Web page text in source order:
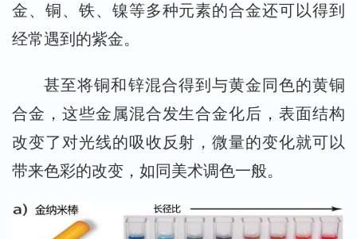
金、铜、铁、镍等多种元素的合金还可以得到
经常遇到的紫金。
甚至将铜和锌混合得到与黄金同色的黄铜
合金，这些金属混合发生合金化后，表面结构
改变了对光线的吸收反射，微量的变化就可以
带来色彩的改变，如同美术调色一般。